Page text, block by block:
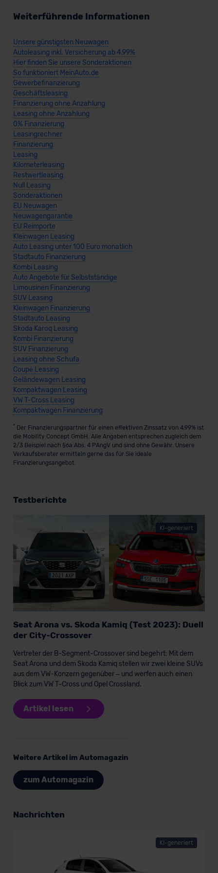
außerhalb der EU zu übermitteln oder dort verarbeiten zu
der EU erfolgt, erfolgt dies ausschließlich auf der
Grundlage eines Angemessenheitsbeschlusses der EU-
Kommission (Art. 45 Abs. 1 DSGVO), von
Standarddatenschutzklauseln (Art. 46 Abs. 2 lit. c
DSGVO) oder wenn Sie hierzu Ihre Einwilligung freiwillig
erteilen. Nähere Informationen zu den bestehenden
Datenschutzklauseln können Sie über den Kontakt zu
unserem Datenschutzbeauftragten unter
datenschutz@meinauto.de anfordern.
Datenschutzerklärung
Weiterführende Informationen
Unsere günstigsten Neuwagen
Autoleasing inkl. Versicherung ab 4,99%
Hier finden Sie unsere Sonderaktionen
So funktioniert MeinAuto.de
Gewerbefinanzierung
Geschäftsleasing
Finanzierung ohne Anzahlung
Leasing ohne Anzahlung
0% Finanzierung
Leasingrechner
Finanzierung
Leasing
Kilometerleasing
Restwertleasing
Null Leasing
Sonderaktionen
EU Neuwagen
Neuwagengarantie
EU Reimporte
Kleinwagen Leasing
Auto Leasing unter 100 Euro monatlich
Stadtauto Finanzierung
Kombi Leasing
Auto Angebote für Selbstständige
Limousinen Finanzierung
SUV Leasing
Kleinwagen Finanzierung
Stadtauto Leasing
Skoda Karoq Leasing
Kombi Finanzierung
SUV Finanzierung
Leasing ohne Schufa
Coupé Leasing
Geländewagen Leasing
Kompaktwagen Leasing
VW T-Cross Leasing
Kompaktwagen Finanzierung
* Der Finanzierungspartner für einen effektiven Zinssatz von 4,99% ist
die Mobility Concept GmbH. Alle Angaben entsprechen zugleich dem
2/3 Beispiel nach §6a Abs. 4 PAngV und sind ohne Gewähr. Unsere
Verkaufsberater ermitteln gerne das für Sie ideale
Finanzierungsangebot.
Testberichte
KI-generiert
Seat Arona vs. Skoda Kamiq (Test 2023): Duell
der City-Crossover
Vertreter der B-Segment-Crossover sind begehrt: Mit dem
Seat Arona und dem Skoda Kamiq stellen wir zwei kleine SUVs
aus dem VW-Konzern gegenüber – und werfen auch einen
Blick zum VW T-Cross und Opel Crossland.
Artikel lesen
Weitere Artikel im Automagazin
zum Automagazin
Nachrichten
KI-generiert